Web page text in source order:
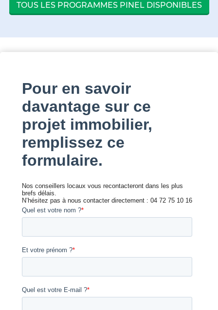
TOUS LES PROGRAMMES PINEL DISPONIBLES